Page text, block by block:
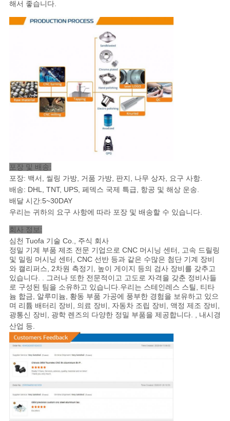
개
보
보
책
해서 좋습니다.
포장 및 배송:
포장: 백서, 씰링 가방, 거품 가방, 판지, 나무 상자, 요구 사항.
배송: DHL, TNT, UPS, 페덱스 국제 특급, 항공 및 해상 운송
배달 시간:5~30DAY
우리는 귀하의 요구 사항에 따라 포장 및 배송할 수 있습니다.
회사 정보:
심천 Tuofa 기술 Co., 주식 회사
정밀 기계 부품 제조 전문 기업으로 CNC 머시닝 센터, 고속 드릴링
및 밀링 머시닝 센터, CNC 선반 등과 같은 수많은 첨단 기계 장비
와 캘리퍼스, 2차원 측정기, 높이 게이지 등의 검사 장비를 갖추고
있습니다. . 그러나 또한 전문적이고 고도로 자격을 갖춘 정비사들
로 구성된 팀을 소유하고 있습니다.우리는 스테인레스 스틸, 티타
늄 합금, 알루미늄, 황동 부품 가공에 풍부한 경험을 보유하고 있으
며 리튬 배터리 장비, 의료 장비, 자동차 조립 장비, 액정 제조 장비,
광통신 장비, 광학 렌즈의 다양한 정밀 부품을 제공합니다. , 내시경
산업 등